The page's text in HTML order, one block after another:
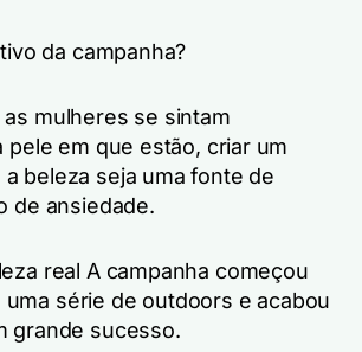
da campanha?
mulheres se sintam
pele em que estão, criar um
beleza seja uma fonte de
de ansiedade.
real A campanha começou
série de outdoors e acabou
grande sucesso.